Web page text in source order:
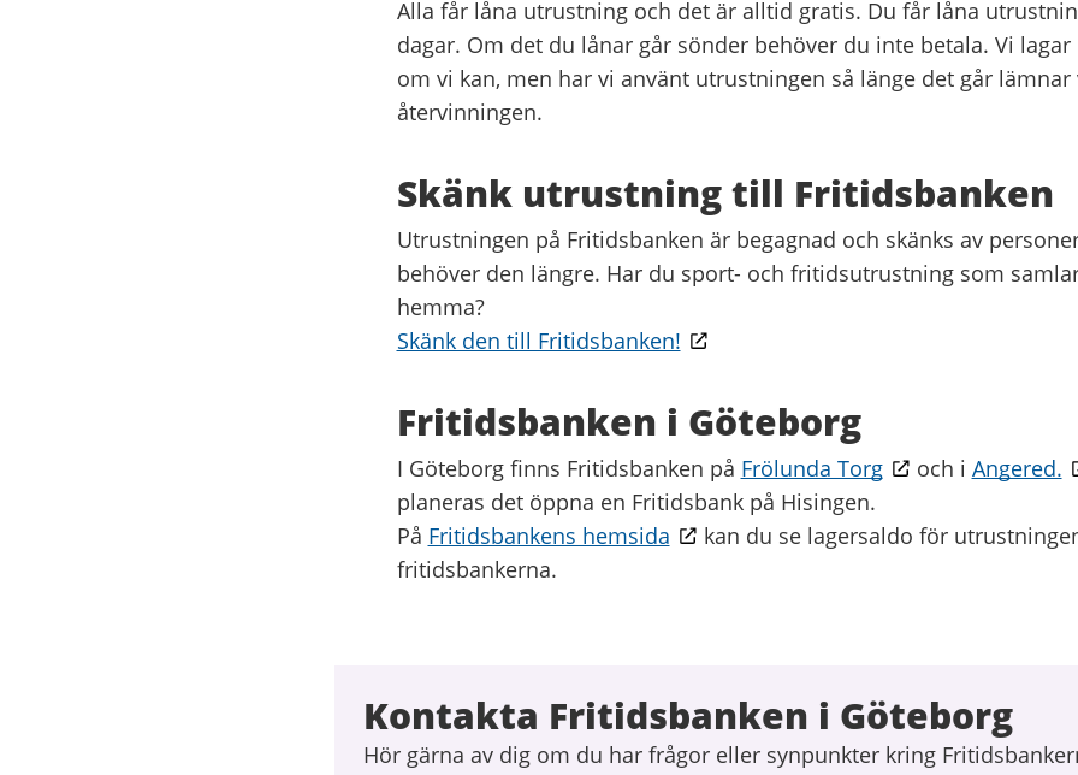
Alla får låna utrustning och det är alltid gratis. Du får låna
dagar. Om det du lånar går sönder behöver du inte betala. Vi
om vi kan, men har vi använt utrustningen så länge det går
återvinningen.
Skänk utrustning till Fritidsbanken
Utrustningen på Fritidsbanken är begagnad och skänks av
behöver den längre. Har du sport- och fritidsutrustning som
hemma?
Skänk den till Fritidsbanken!
Fritidsbanken i Göteborg
I Göteborg finns Fritidsbanken på Frölunda Torg och i Angered.
planeras det öppna en Fritidsbank på Hisingen.
På Fritidsbankens hemsida
kan du se lagersaldo för
fritidsbankerna.
Kontakta Fritidsbanken i Göteborg
Hör gärna av dig om du har frågor eller synpunkter kring